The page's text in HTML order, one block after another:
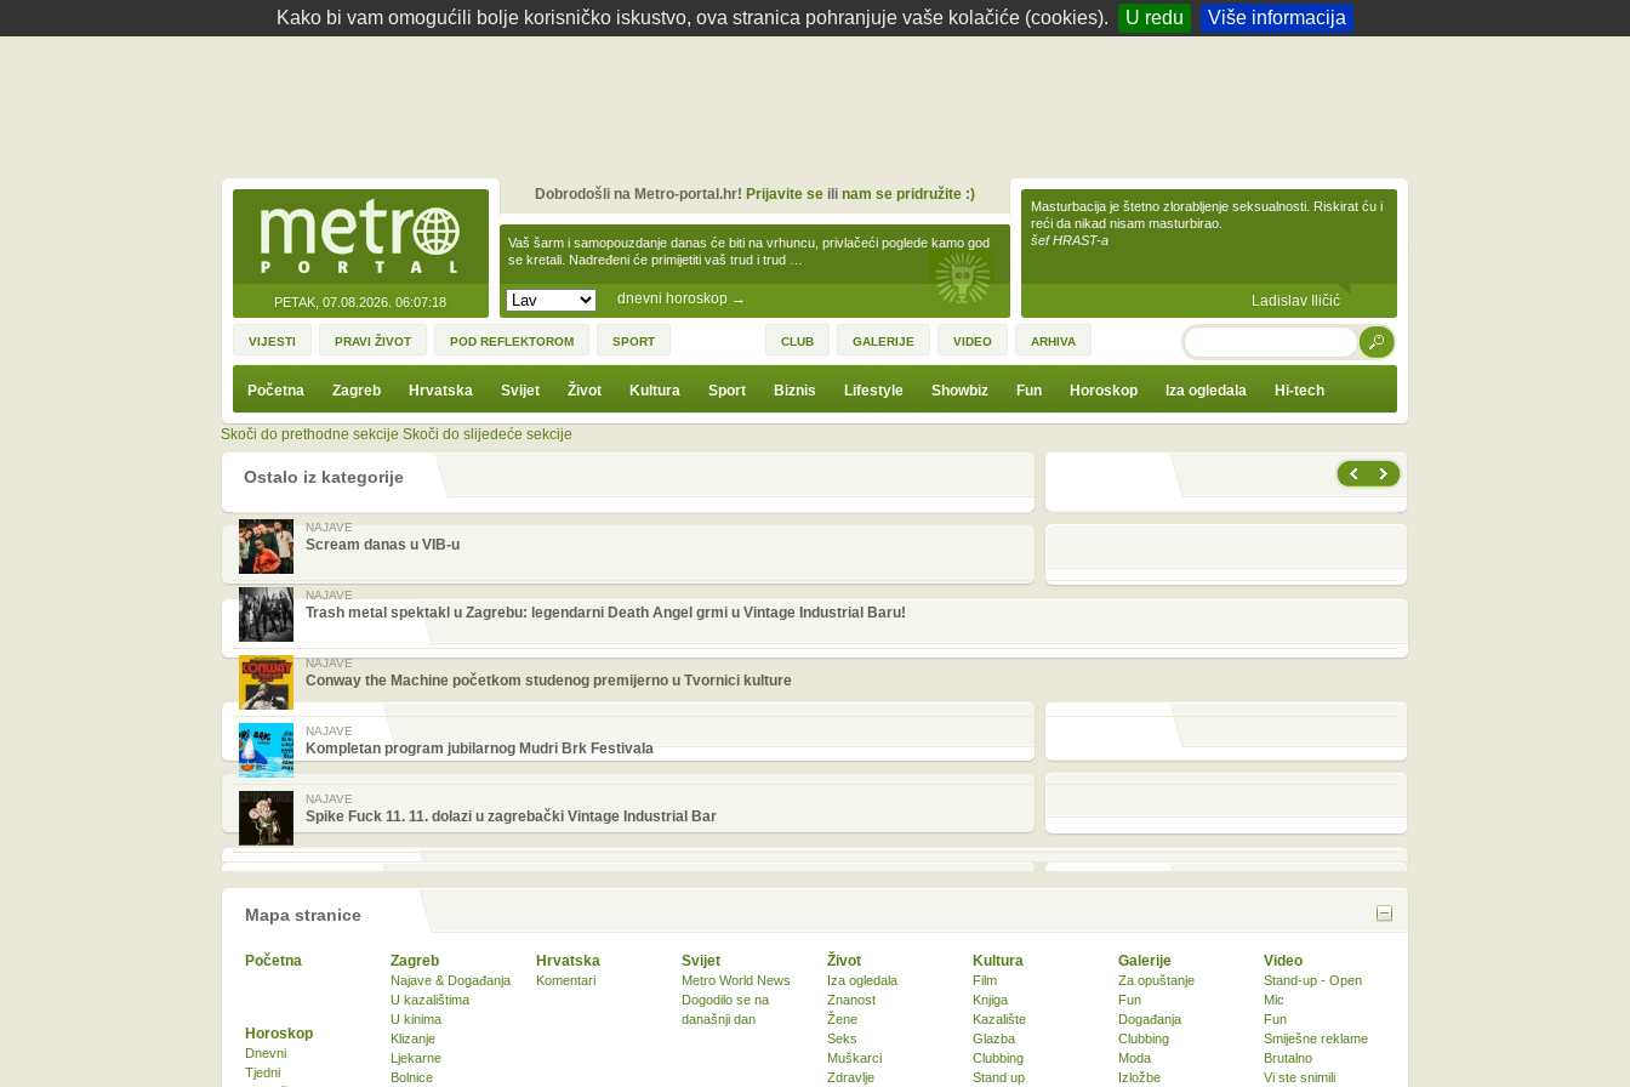
Kako bi vam omogućili bolje korisničko iskustvo, ova stranica pohranjuje vaše kolačiće (cookies). U redu Više informacija
PETAK, 07.08.2026. 06:07:18 dnevni horoskop →
Vaš šarm i samopouzdanje danas će biti na vrhuncu, privlačeći poglede kamo god
se kretali. Nadređeni će primijetiti vaš trud i trud …
Dobrodošli na Metro-portal.hr! Prijavite seili nam se pridružite :)
Masturbacija je štetno zlorabljenje seksualnosti. Riskirat ću i
reći da nikad nisam masturbirao.
šef HRAST-a
Ladislav Iličić
VIJESTI PRAVI ŽIVOT POD REFLEKTOROM SPORT CLUB GALERIJE VIDEO ARHIVA TRAŽI
Početna Zagreb Hrvatska Svijet Život Kultura Sport Biznis Lifestyle Showbiz Fun Horoskop Iza ogledala Hi-tech
Skoči do prethodne sekcije Skoči do slijedeće sekcije
Ostalo iz kategorije
NAJAVE
Scream danas u VIB-u
NAJAVE
Trash metal spektakl u Zagrebu: legendarni Death Angel grmi u Vintage Industrial Baru!
NAJAVE
Conway the Machine početkom studenog premijerno u Tvornici kulture
NAJAVE
Kompletan program jubilarnog Mudri Brk Festivala
NAJAVE
Spike Fuck 11. 11. dolazi u zagrebački Vintage Industrial Bar
Mapa stranice
Početna Zagreb
Najave & Događanja
U kazalištima
U kinima
Klizanje
Ljekarne
Bolnice
Hrvatska
Komentari
Svijet
Metro World News
Dogodilo se na
današnji dan
Život
Iza ogledala
Znanost
Žene
Seks
Muškarci
Zdravlje
Kultura
Film
Knjiga
Kazalište
Glazba
Clubbing
Stand up
Horoskop
Dnevni
Tjedni
Galerije
Za opuštanje
Fun
Događanja
Clubbing
Moda
Izložbe
Video
Stand-up - Open
Mic
Fun
Smiješne reklame
Brutalno
Vi ste snimili